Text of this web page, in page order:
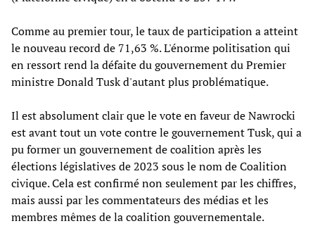
Comme au premier tour, le taux de participation a atteint
le nouveau record de 71,63 %. L'énorme politisation qui
en ressort rend la défaite du gouvernement du Premier
ministre Donald Tusk d'autant plus problématique.
Il est absolument clair que le vote en faveur de Nawrocki
est avant tout un vote contre le gouvernement Tusk, qui a
pu former un gouvernement de coalition après les
élections législatives de 2023 sous le nom de Coalition
civique. Cela est confirmé non seulement par les chiffres,
mais aussi par les commentateurs des médias et les
membres mêmes de la coalition gouvernementale.